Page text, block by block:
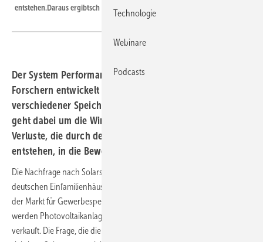
entstehen.Daraus ergibtsch dann ein realer Nutzen des Speichers.
Der System Performance Index, der von Berliner
Forschern entwickelt wurde, lässt die Vergleichbarkeit
verschiedener Speichersysteme untereinander zu. Es
geht dabei um die Wirtschaftlichkeit. Deshalb fließen alle
Verluste, die durch den realen Speicherbetrieb
entstehen, in die Bewertung mit ein.
Die Nachfrage nach Solarstromspeichern steigt weiter. Nicht nur in
deutschen Einfamilienhäusern werden die Systeme installiert. Auch
der Markt für Gewerbespeicher nimmt langsam Fahrt auf. Inzwischen
werden Photovoltaikanlagen zunehmen nur noch mit Speicher
verkauft. Die Frage, die die Kunden hingegen umtreibt ist, wie sie den
Technologie
Webinare
Podcasts